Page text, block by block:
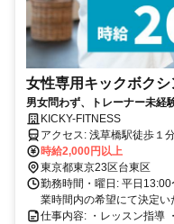
女性専用キックボク
男女問わず、トレーナー未経
関西、関東に27店舗！
KICKY-FITNESS
アクセス: 浅草橋駅徒歩１
時給2,000円以上
東京都東京23区台東区
勤務時間・曜日: 平日
業時間内の希望にて決定い
仕事内容: ・レッスン指導